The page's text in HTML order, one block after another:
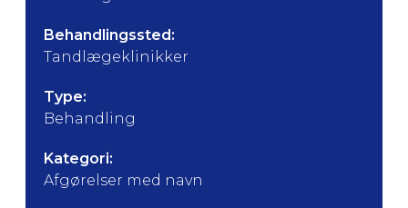
Behandlingssted:
Tandlægeklinikker
Type:
Behandling
Kategori:
Afgørelser med navn